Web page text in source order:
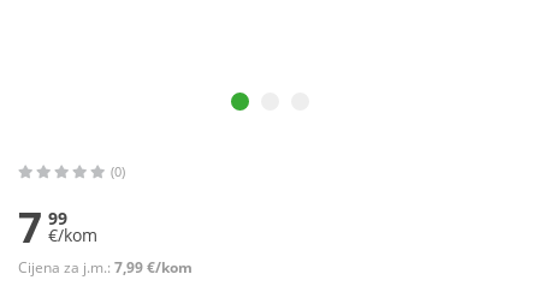
(0)
7 99
€/kom
Cijena za j.m.: 7,99 €/kom